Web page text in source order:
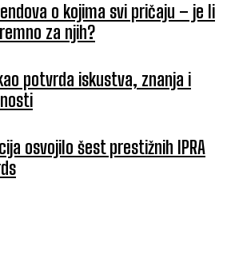
o kojima svi pričaju – je li
za njih?
potvrda iskustva, znanja i
osvojilo šest prestižnih IPRA